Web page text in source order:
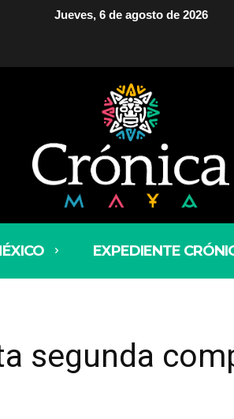
Jueves, 6 de agosto de 2026
EXPEDIENTE
segunda